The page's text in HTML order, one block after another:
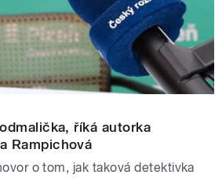
říká autorka
Rampichová
o tom, jak taková detektivka